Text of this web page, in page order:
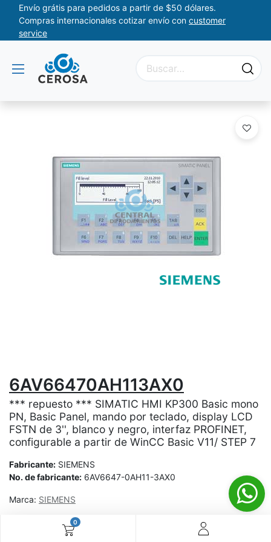
0
Envío grátis para pedidos a partir de $50 dólares.
Compras internacionales cotizar envío con customer
service
6AV66470AH113AX0
*** repuesto *** SIMATIC HMI KP300 Basic mono
PN, Basic Panel, mando por teclado, display LCD
FSTN de 3'', blanco y negro, interfaz PROFINET,
configurable a partir de WinCC Basic V11/ STEP 7
Fabricante: SIEMENS
No. de fabricante: 6AV6647-0AH11-3AX0
Marca: SIEMENS
¿Aún no tienes cuenta? ¡Regístrate ahora y disfruta de
precios especiales en tus compras! 🚀